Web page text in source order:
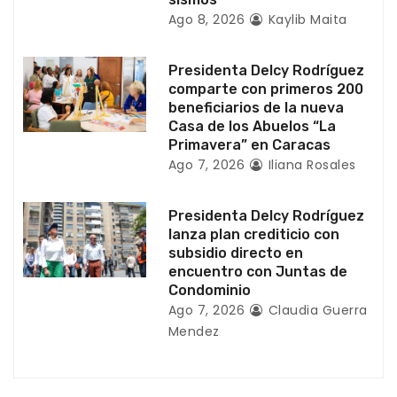
r
a
d
s
Ago 8, 2026 Kaylib Maita
Presidenta Delcy Rodríguez
comparte con primeros 200
beneficiarios de la nueva
Casa de los Abuelos “La
Primavera” en Caracas
Ago 7, 2026 Iliana Rosales
Presidenta Delcy Rodríguez
lanza plan crediticio con
subsidio directo en
encuentro con Juntas de
Condominio
Ago 7, 2026
Claudia Guerra
Mendez